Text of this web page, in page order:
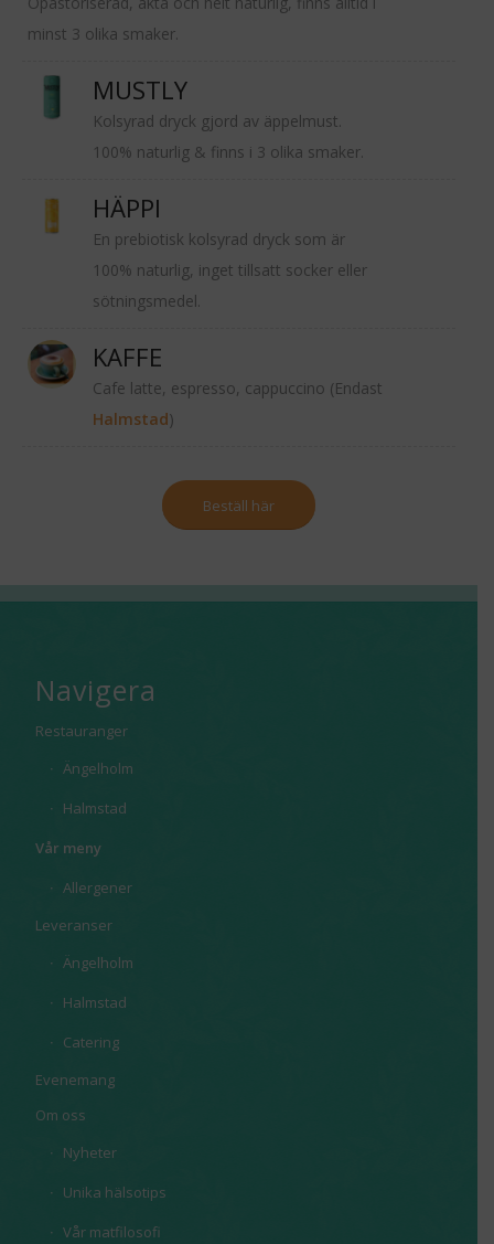
minst 3 olika smaker.
MUSTLY
Kolsyrad dryck gjord av äppelmust.
100% naturlig & finns i 3 olika smaker.
HÄPPI
En prebiotisk kolsyrad dryck som är
100% naturlig, inget tillsatt socker eller
sötningsmedel.
KAFFE
Cafe latte, espresso, cappuccino (Endast
Halmstad)
Beställ här
Navigera
Restauranger
Ängelholm
Halmstad
Vår meny
Allergener
Leveranser
Ängelholm
Halmstad
Catering
Evenemang
Om oss
Nyheter
Unika hälsotips
Vår matfilosofi